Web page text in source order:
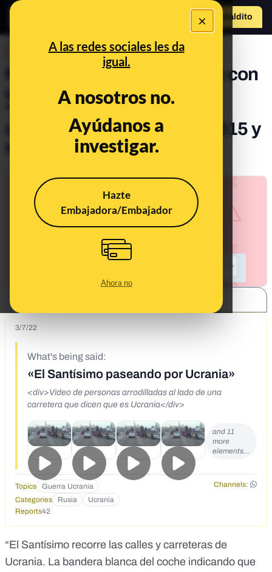
×
A las redes sociales les da
igual.
A nosotros no.
Ayúdanos a
investigar.
Hazte
Embajadora/Embajador
Ahora no
Hazte Maldito
No, este vídeo de un coche con
una bandera blanca y el
"Santísimo" no es actual:
circula desde, al menos, 2015 y
se trata de un funeral
3/7/22
What's being said:
«El Santísimo paseando por Ucrania»
<div>Video de personas arrodilladas al lado de una
carretera que dicen que es Ucrania</div>
and 11
more
elements…
Topics Guerra Ucrania
Channels:
Categories
Rusia
Ucrania
Reports42
“El Santísimo recorre las calles y carreteras de
Ucrania. La bandera blanca del coche indicando que